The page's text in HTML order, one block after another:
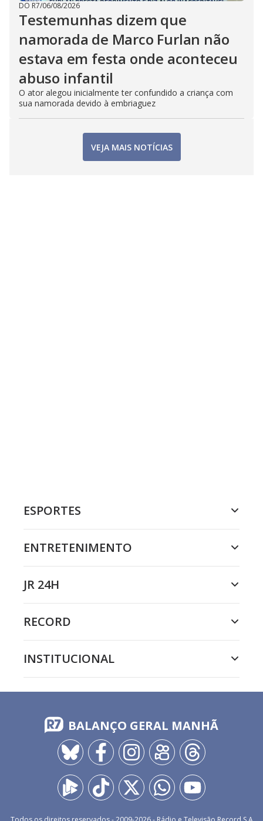
DO R7/06/08/2026
Testemunhas dizem que
namorada de Marco Furlan não
estava em festa onde aconteceu
abuso infantil
O ator alegou inicialmente ter confundido a criança com
sua namorada devido à embriaguez
VEJA MAIS NOTÍCIAS
ESPORTES
ENTRETENIMENTO
JR 24H
RECORD
INSTITUCIONAL
BALANÇO GERAL MANHÃ